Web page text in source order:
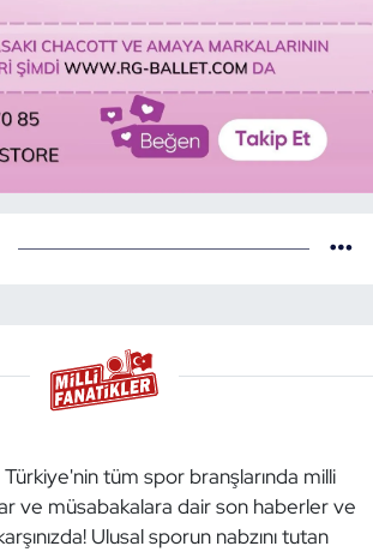
Türkiye'nin tüm spor branşlarında milli
ve müsabakalara dair son haberler ve
Ulusal sporun nabzını tutan